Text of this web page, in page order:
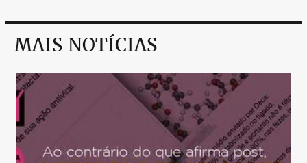
MAIS NOTÍCIAS